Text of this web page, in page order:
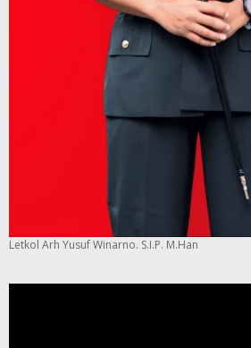
Letkol Arh Yusuf Winarno. S.I.P. M.Han